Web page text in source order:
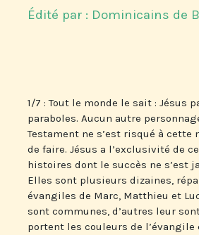
Édité par : Dominicains de
1/7 : Tout le monde le sait : Jésus
paraboles. Aucun autre
Testament ne s’est risqué à cette
de faire. Jésus a l’exclusivité de
histoires dont le succès ne s’est
Elles sont plusieurs dizaines,
évangiles de Marc, Matthieu et
sont communes, d’autres leur
portent les couleurs de l’évangile